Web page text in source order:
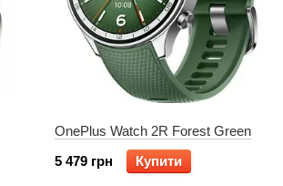
OnePlus Watch 2R Forest Green
5 479 грн
Купити